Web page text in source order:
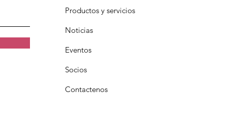
Productos y servicios
Noticias
Eventos
Socios
Contactenos